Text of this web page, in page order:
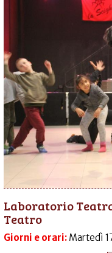
Laboratorio
Teatro
Giorni e orari: Martedì